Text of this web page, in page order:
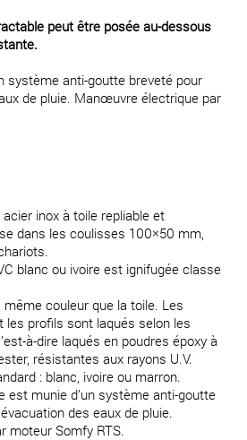
peut être posée au-dessous
système anti-goutte breveté pour
de pluie. Manœuvre électrique par
inox à toile repliable et
dans les coulisses 100×50 mm,
blanc ou ivoire est ignifugée classe
couleur que la toile. Les
les profils sont laqués selon les
à-dire laqués en poudres époxy à
résistantes aux rayons U.V.
: blanc, ivoire ou marron.
est munie d’un système anti-goutte
des eaux de pluie.
moteur Somfy RTS.